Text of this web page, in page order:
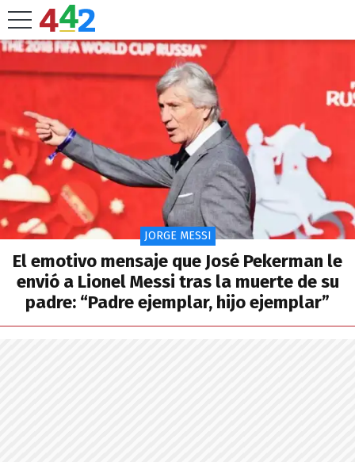
JORGE MESSI
El emotivo mensaje que José Pekerman le
envió a Lionel Messi tras la muerte de su
padre: “Padre ejemplar, hijo ejemplar”